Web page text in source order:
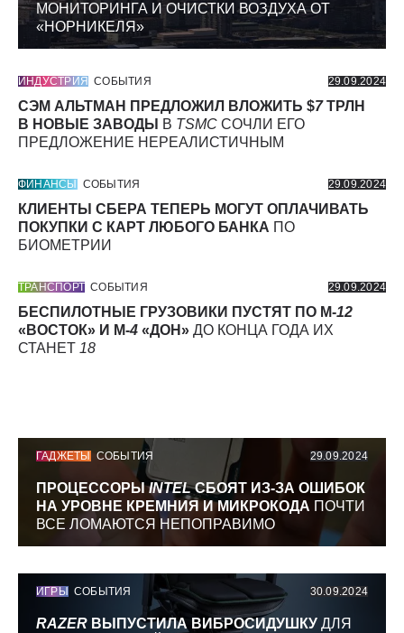
МОНИТОРИНГА И ОЧИСТКИ ВОЗДУХА ОТ
«НОРНИКЕЛЯ»
ИНДУСТРИЯ СОБЫТИЯ 29.09.2024
СЭМ АЛЬТМАН ПРЕДЛОЖИЛ ВЛОЖИТЬ $7ТРЛН
В НОВЫЕ ЗАВОДЫ
В TSMC СОЧЛИ ЕГО
ПРЕДЛОЖЕНИЕ НЕРЕАЛИСТИЧНЫМ
ФИНАНСЫ СОБЫТИЯ 29.09.2024
КЛИЕНТЫ СБЕРА ТЕПЕРЬ МОГУТ ОПЛАЧИВАТЬ
ПОКУПКИ С КАРТ ЛЮБОГО БАНКА ПО
БИОМЕТРИИ
ТРАНСПОРТ СОБЫТИЯ 29.09.2024
БЕСПИЛОТНЫЕ ГРУЗОВИКИ ПУСТЯТ ПО М-12
«ВОСТОК» И М-4 «ДОН» ДО КОНЦА ГОДА ИХ
СТАНЕТ 18
ГАДЖЕТЫ СОБЫТИЯ 29.09.2024
ПРОЦЕССОРЫINTELСБОЯТ ИЗ-ЗА ОШИБОК
НА УРОВНЕ КРЕМНИЯ И МИКРОКОДА ПОЧТИ
ВСЕ ЛОМАЮТСЯ НЕПОПРАВИМО
ИГРЫ СОБЫТИЯ 30.09.2024
RAZER ВЫПУСТИЛА ВИБРОСИДУШКУ ДЛЯ